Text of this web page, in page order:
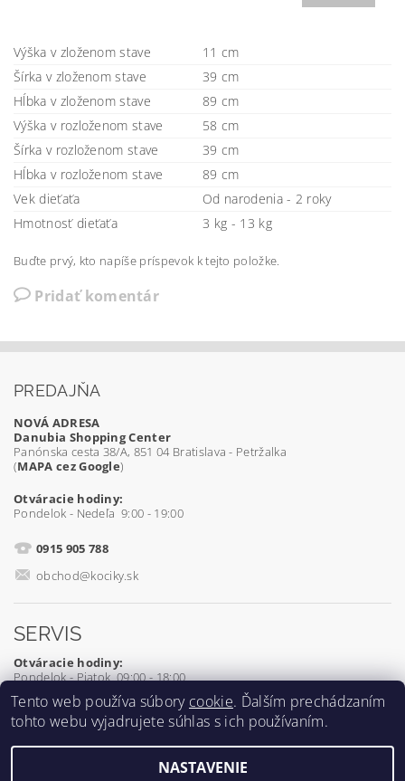
Výška v zloženom stave
11 cm
Šírka v zloženom stave
39 cm
Hĺbka v zloženom stave
89 cm
Výška v rozloženom stave
58 cm
Šírka v rozloženom stave
39 cm
Hĺbka v rozloženom stave
89 cm
Vek dieťaťa
Od narodenia - 2 roky
Hmotnosť dieťaťa
3 kg - 13 kg
Buďte prvý, kto napíše príspevok k tejto položke.
Pridať komentár
PREDAJŇA
NOVÁ ADRESA
Danubia Shopping Center
Panónska cesta 38/A, 851 04 Bratislava - Petržalka
(MAPA cez Google)
Otváracie hodiny:
Pondelok - Nedeľa 9:00 - 19:00
0915 905 788
obchod@kociky.sk
SERVIS
Otváracie hodiny:
Pondelok - Piatok 09:00 - 18:00
0905 539 927
Tento web používa súbory cookie. Ďalším prechádzaním
tohto webu vyjadrujete súhlas s ich používaním.
NASTAVENIE